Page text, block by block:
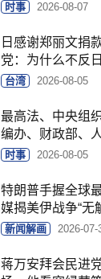
时事 2026-08-07
日感谢郑丽文捐
党：为什么不反日
台湾 2026-08-05
最高法、中央组
编办、财政部、
时事 2026-08-05
特朗普手握全球
媒揭美伊战争“无
新闻解画 2026-07-
蒋万安拜会民进